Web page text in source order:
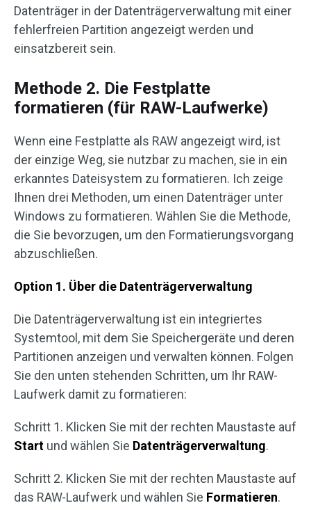
Datenträger in der Datenträgerverwaltung mit einer
fehlerfreien Partition angezeigt werden und
einsatzbereit sein.
Methode 2. Die Festplatte
formatieren (für RAW-Laufwerke)
Wenn eine Festplatte als RAW angezeigt wird, ist
der einzige Weg, sie nutzbar zu machen, sie in ein
erkanntes Dateisystem zu formatieren. Ich zeige
Ihnen drei Methoden, um einen Datenträger unter
Windows zu formatieren. Wählen Sie die Methode,
die Sie bevorzugen, um den Formatierungsvorgang
abzuschließen.
Option 1. Über die Datenträgerverwaltung
Die Datenträgerverwaltung ist ein integriertes
Systemtool, mit dem Sie Speichergeräte und deren
Partitionen anzeigen und verwalten können. Folgen
Sie den unten stehenden Schritten, um Ihr RAW-
Laufwerk damit zu formatieren:
Schritt 1. Klicken Sie mit der rechten Maustaste auf
Start und wählen Sie Datenträgerverwaltung.
Schritt 2. Klicken Sie mit der rechten Maustaste auf
das RAW-Laufwerk und wählen Sie Formatieren.